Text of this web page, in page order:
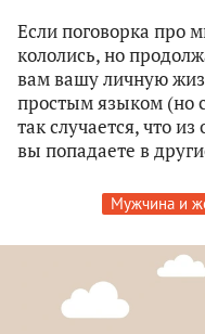
Если поговорка про
кололись, но
вам вашу личную
простым языком (но
так случается, что
вы попадаете в
Мужчина и